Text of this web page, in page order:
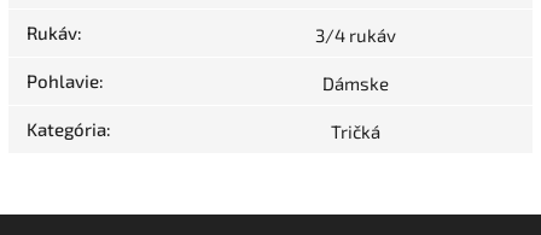
Rukáv: 3/4 rukáv
Pohlavie: Dámske
Kategória: Tričká